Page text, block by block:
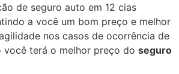
de seguro auto em 12 cias
a você um bom preço e melhor
nos casos de ocorrência de
você terá o melhor preço do seguro